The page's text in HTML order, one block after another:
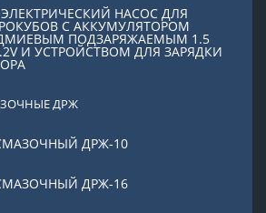
НАСОС ДЛЯ
С АККУМУЛЯТОРОМ
ПОДЗАРЯЖАЕМЫМ 1.5
И УСТРОЙСТВОМ ДЛЯ ЗАРЯДКИ
ДРЖ
ДРЖ-10
ДРЖ-16